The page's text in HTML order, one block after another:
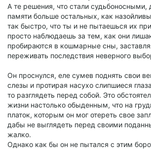
А те решения, что стали
памяти больше остальных, как
так быстро, что ты и не пытаешься их
просто наблюдаешь за тем, как они
пробираются в кошмарные сны,
переживать последствия неверного
Он проснулся, еле сумев поднять свои
слезы и протирая насухо слипшиеся
то разглядеть перед собой. Это
жизни настолько обыденным, что на
платок, которым он мог отереть свое
дабы не выглядеть перед своими
жалко.
Однако как бы он не пытался с этим